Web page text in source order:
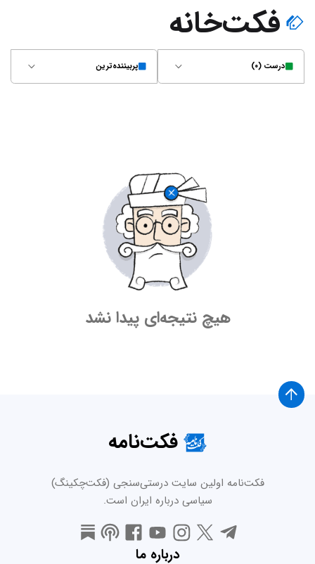
فکت‌خانه
درست (۰) پربیننده‌ترین
هیچ نتیجه‌ای پیدا نشد
فکت‌نامه
فکت‌نامه اولین سایت درستی‌سنجی (فکت‌چکینگ)
سیاسی درباره ایران است.
درباره ما